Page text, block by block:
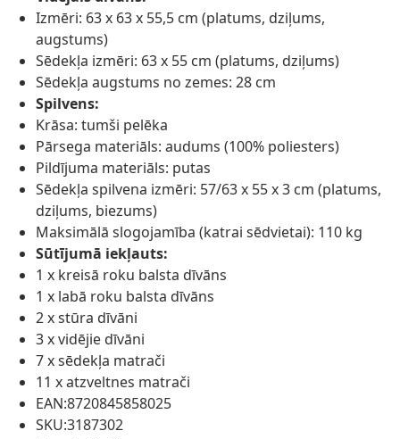
Izmēri: 63 x 63 x 55,5 cm (platums, dziļums,
augstums)
Sēdekļa izmēri: 63 x 55 cm (platums, dziļums)
Sēdekļa augstums no zemes: 28 cm
Spilvens:
Krāsa: tumši pelēka
Pārsega materiāls: audums (100% poliesters)
Pildījuma materiāls: putas
Sēdekļa spilvena izmēri: 57/63 x 55 x 3 cm (platums,
dziļums, biezums)
Maksimālā slogojamība (katrai sēdvietai): 110 kg
Sūtījumā iekļauts:
1 x kreisā roku balsta dīvāns
1 x labā roku balsta dīvāns
2 x stūra dīvāni
3 x vidējie dīvāni
7 x sēdekļa matrači
11 x atzveltnes matrači
EAN:8720845858025
SKU:3187302